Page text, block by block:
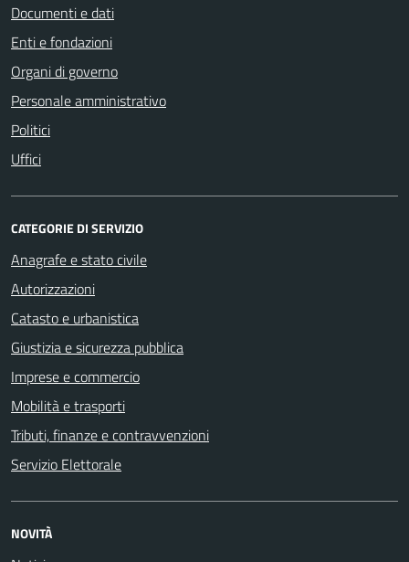
Documenti e dati
Enti e fondazioni
Organi di governo
Personale amministrativo
Politici
Uffici
CATEGORIE DI SERVIZIO
Anagrafe e stato civile
Autorizzazioni
Catasto e urbanistica
Giustizia e sicurezza pubblica
Imprese e commercio
Mobilità e trasporti
Tributi, finanze e contravvenzioni
Servizio Elettorale
NOVITÀ